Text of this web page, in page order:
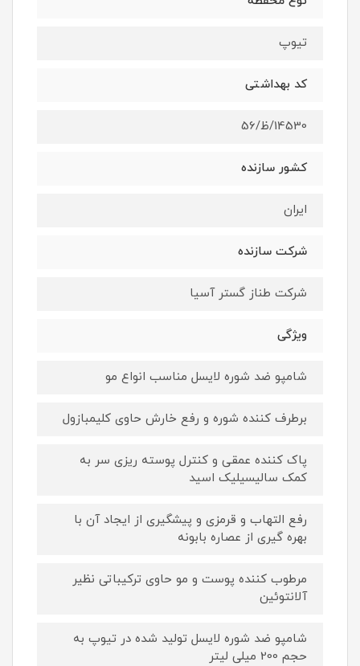
تیوپ
کد بهداشتی
14530/ظ/56
کشور سازنده
ایران
شرکت سازنده
شرکت طناز گستر آسیا
ویژگی
شامپو ضد شوره لایسل مناسب انواع مو
برطرف کننده شوره و رفع خارش حاوی کلیمبازول
پاک کننده عمقی و کنترل پوسته ریزی سر به
کمک سالیسیلیک اسید
رفع التهاب و قرمزی و پیشگیری از ایجاد آن با
بهره گیری از عصاره بابونه
مرطوب کننده پوست و مو حاوی ترکیباتی نظیر
آلانتوئین
شامپو ضد شوره لایسل تولید شده در تیوپ به
حجم 200 میلی لیتر